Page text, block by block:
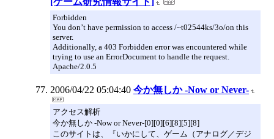
Forbidden
You don’t have permission to access /~t02544ks/3o/on this
server.
Additionally, a 403 Forbidden error was encountered while
trying to use an ErrorDocument to handle the request.
Apache/2.0.5
2006/04/22 05:04:40 今か無しか -Now or Never-
アクセス解析
今か無しか -Now or Never-[0][0][6][8][5][8]
このサイトは、『いかにして、ゲーム（アナログ／デジ